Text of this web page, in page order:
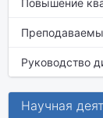
Повышение
Руководство
Научная